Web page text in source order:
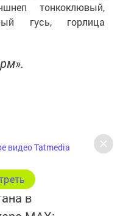
тонкоклювый,
гусь, горлица
и интересным в
в
видео Tatmedia